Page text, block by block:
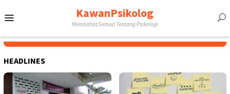
to
KawanPsikolog
Membahas Semua Tentang Psikologi
HEADLINES